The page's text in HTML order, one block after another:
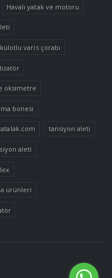
Havalı yatak ve motoru
külotlu varis çorabı
oksimetre
bonesi
tansiyon aleti
aleti
ürünleri